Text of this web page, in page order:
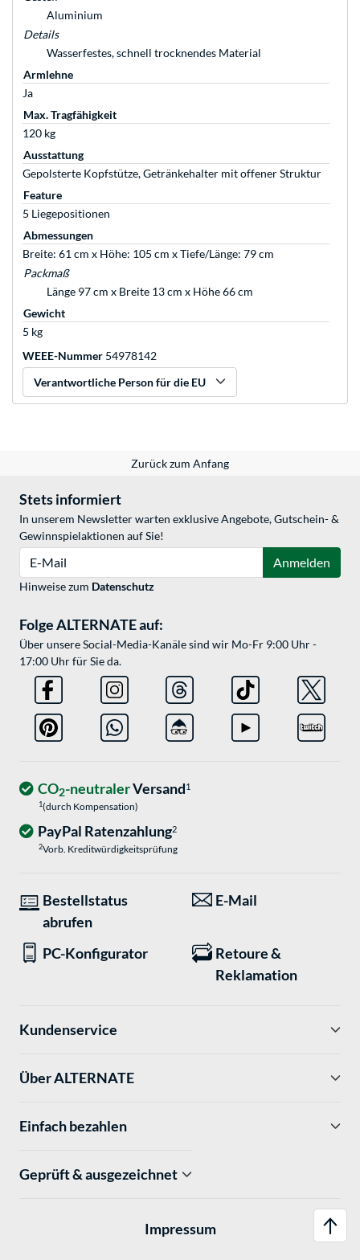
Aluminium
Details
Wasserfestes, schnell trocknendes Material
Armlehne
Ja
Max. Tragfähigkeit
120 kg
Ausstattung
Gepolsterte Kopfstütze, Getränkehalter mit offener Struktur
Feature
5 Liegepositionen
Abmessungen
Breite: 61 cm x Höhe: 105 cm x Tiefe/Länge: 79 cm
Packmaß
Länge 97 cm x Breite 13 cm x Höhe 66 cm
Gewicht
5 kg
WEEE-Nummer 54978142
Verantwortliche Person für die EU
Zurück zum Anfang
Stets informiert
In unserem Newsletter warten exklusive Angebote, Gutschein- &
Gewinnspielaktionen auf Sie!
Anmelden
Hinweise zum Datenschutz
Folge ALTERNATE auf:
Über unsere Social-Media-Kanäle sind wir Mo-Fr 9:00 Uhr -
17:00 Uhr für Sie da.
CO2-neutralerVersand1
1(durch Kompensation)
PayPal Ratenzahlung2
2Vorb. Kreditwürdigkeitsprüfung
Bestellstatus
abrufen
E-Mail
PC-Konfigurator
Retoure &
Reklamation
Kundenservice
Über ALTERNATE
Einfach bezahlen
Geprüft & ausgezeichnet
Impressum